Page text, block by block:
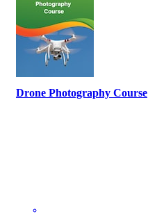
Drone Photography Course